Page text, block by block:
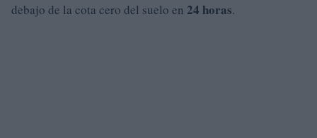
debajo de la cota cero del suelo en 24 horas.